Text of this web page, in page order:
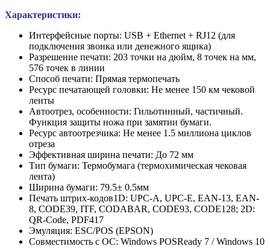
Характеристики:
Интерфейсные порты: USB + Ethernet + RJ12 (для
подключения звонка или денежного ящика)
Разрешение печати: 203 точки на дюйм, 8 точек на мм,
576 точек в линии
Способ печати: Прямая термопечать
Ресурс печатающей головки: Не менее 150 км чековой
ленты
Автоотрез, особенности: Гильотинный, частичный.
Функция защиты ножа при замятии бумаги.
Ресурс автоотрезчика: Не менее 1.5 миллиона циклов
отреза
Эффективная ширина печати: До 72 мм
Тип бумаги: Термобумага (термохимическая чековая
лента)
Ширина бумаги: 79.5± 0.5мм
Печать штрих-кодов1D: UPC-A, UPC-E, EAN-13, EAN-
8, CODE39, ITF, CODABAR, CODE93, CODE128; 2D:
QR-Code, PDF417
Эмуляция: ESC/POS (EPSON)
Совместимость с ОС: Windows POSReady 7 / Windows 10